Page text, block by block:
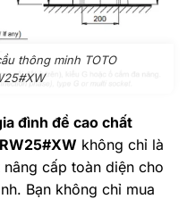
thông minh TOTO
đình đề cao chất
không chỉ là
cấp toàn diện cho
Bạn không chỉ mua